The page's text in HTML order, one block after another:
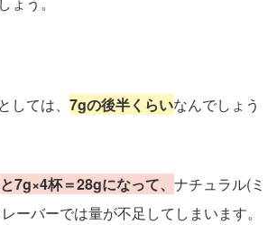
しては、 7gの後半くらいなんでしょう
7g×4杯＝28gになって、 ナチュラル(ミ
ーバーでは量が不足してしまいます。